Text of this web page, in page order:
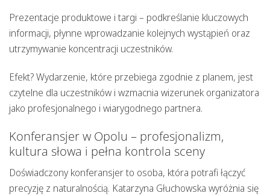
Prezentacje produktowe i targi – podkreślanie kluczowych
informacji, płynne wprowadzanie kolejnych wystąpień oraz
utrzymywanie koncentracji uczestników.
Efekt? Wydarzenie, które przebiega zgodnie z planem, jest
czytelne dla uczestników i wzmacnia wizerunek organizatora
jako profesjonalnego i wiarygodnego partnera.
Konferansjer w Opolu – profesjonalizm,
kultura słowa i pełna kontrola sceny
Doświadczony konferansjerto osoba, która potrafi łączyć
precyzję z naturalnością. Katarzyna Głuchowska wyróżnia się